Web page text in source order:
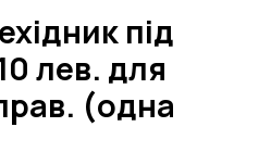
під
лев. для
(одна